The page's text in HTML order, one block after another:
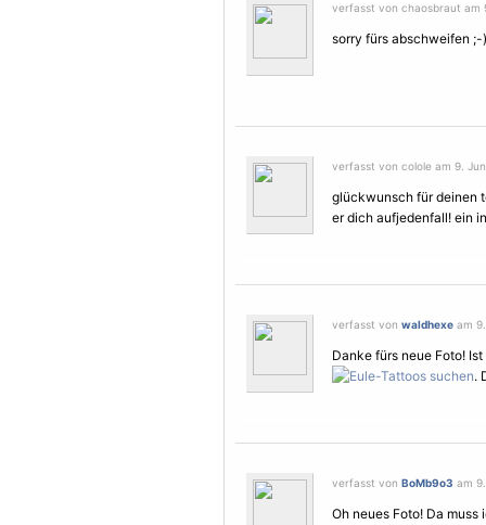
verfasst von chaosbraut am
sorry fürs abschweifen ;-)
verfasst von colole am 9.
glückwunsch für deinen
er dich aufjedenfall! ein
verfasst von waldhexe am
Danke fürs neue Foto!
.
verfasst von BoMb9o3 am
Oh neues Foto! Da